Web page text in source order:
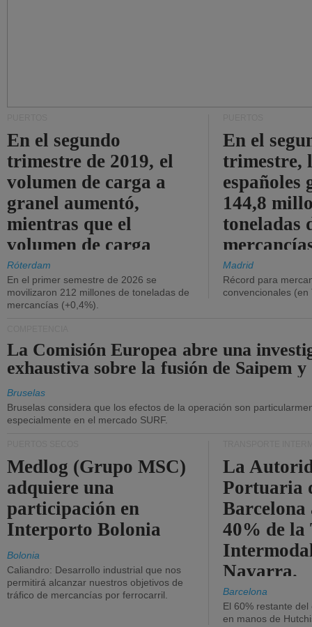
En el segundo
trimestre de 2019, el
volumen de carga a
granel aumentó,
mientras que el
volumen de carga
general disminuyó.
Róterdam
En el primer semestre de 2026 se
movilizaron 212 millones de toneladas de
mercancías (+0,4%).
En el
trimestre,
españoles
144,8
toneladas
Madrid
Récord para
convencionales (en
La Comisión Europea abre una
exhaustiva sobre la fusión de Saipem y
Bruselas
Bruselas considera que los efectos de la operación son
especialmente en el mercado SURF.
Medlog (Grupo MSC)
adquiere una
participación en
Interporto Bolonia
Bolonia
Caliandro: Desarrollo industrial que nos
permitirá alcanzar nuestros objetivos de
tráfico de mercancías por ferrocarril.
La
Portuaria
40% de la
Navarra.
Barcelona
El 60% restante
en manos de